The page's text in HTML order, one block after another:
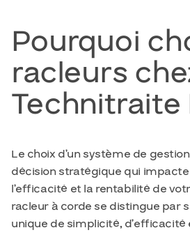
Pourquoi
racleurs
Technitraite
Le choix d’un système de
décision stratégique qui
l’efficacité et la rentabilité de
racleur à corde se distingue par
unique de simplicité,